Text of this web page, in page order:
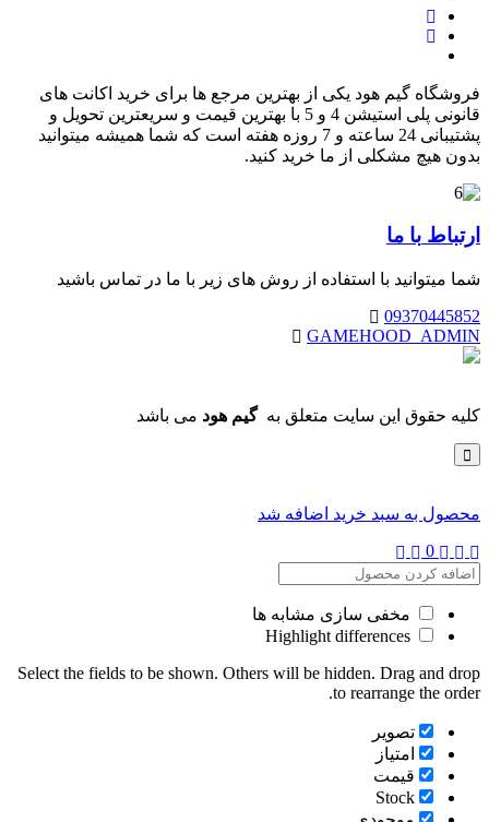
فروشگاه گیم هود یکی از بهترین مرجع ها برای خرید اکانت های
قانونی پلی استیشن 4 و 5 با بهترین قیمت و سریعترین تحویل و
پشتیبانی 24 ساعته و 7 روزه هفته است که شما همیشه میتوانید
بدون هیچ مشکلی از ما خرید کنید.
ارتباط با ما
شما میتوانید با استفاده از روش های زیر با ما در تماس باشید
09370445852
GAMEHOOD_ADMIN
کلیه حقوق این سایت متعلق بهگیم هود می باشد
محصول به سبد خرید اضافه شد
0
مخفی سازی مشابه ها
Select the fields to be shown. Others will be hidden. Drag and drop
to rearrange the order.
تصویر
امتیاز
قیمت
Stock